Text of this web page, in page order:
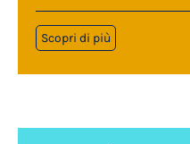
Scopri di più